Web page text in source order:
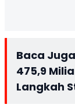
Baca
475,9
Langkah